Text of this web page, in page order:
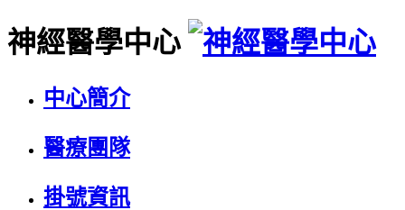
神經醫學中心
中心簡介
醫療團隊
掛號資訊